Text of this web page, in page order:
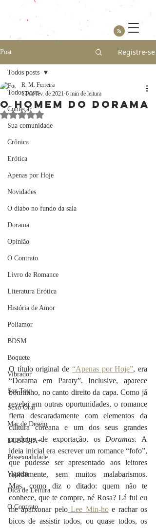
Post Registre-se
Todos posts
Começar
Sua comunidade
Crônica
Erótica
Apenas por Hoje
Novidades
O diabo no fundo da sala
Dorama
Opinião
O Contrato
Livro de Romance
Literatura Erótica
História de Amor
Poliamor
BDSM
Boquete
Vibrador
Sex Toy
Sexo Oral
Mar de Desejo
LGBTQIA+
Bissexualidade
Viagem
Dica de Leitura
O Contrato
Todos posts
O homem do Dorama
R. M. Ferreira
17 de fev. de 2021 6 min de leitura
Avaliado com NaN de 5 estrelas.
O título original de “Apenas por Hoje”, era
“Dorama em Paraty”. Inclusive, aparece
bonitinho, no canto direito da capa. Como já
revelei em outras oportunidades, o romance
flerta descaradamente com elementos da
cultura coreana e um dos seus grandes
produtos de exportação, os Doramas. A
ideia inicial era escrever um romance “fofo”,
que pudesse ser apresentado aos leitores
rapidamente, sem muitos malabarismos.
Mas, como diz o ditado: quem não te
conhece, que te compre, né Rosa? Lá fui eu
me apaixonar pelo Lee Min-ho e rachar os
bicos de assistir todos, ou quase todos, os